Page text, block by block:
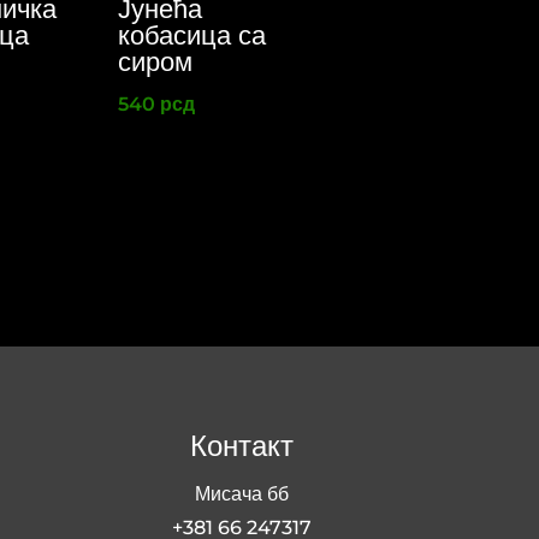
Јунећа
кобасица са
сиром
540 рсд
Контакт
Мисача бб
+381 66 247317